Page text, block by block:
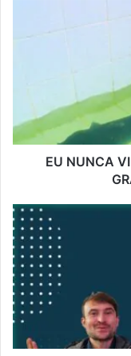
EU NUNCA